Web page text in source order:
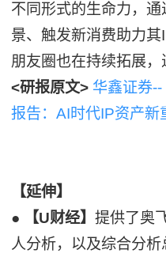
不同形式的生命力，
景、触发新消费助力
朋友圈也在持续拓展，
<研报原文> 华鑫证券
报告：AI时代IP资产新
【延伸】
●
【U财经】提供了奥
人分析，以及综合分析